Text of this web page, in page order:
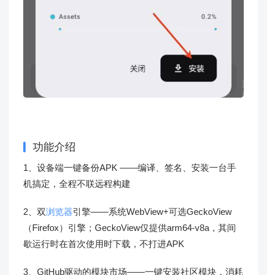
功能介绍
1、设备端一键备份APK ——编译、签名、安装一台手
机搞定，全程不联远程构建
2、双浏览器引擎——系统WebView+可选GeckoView
（Firefox）引擎；GeckoView仅提供arm64-v8a，其间
歇运行时在首次使用时下载，不打进APK
3、GitHub驱动的模块市场——一键安装社区模块，消耗